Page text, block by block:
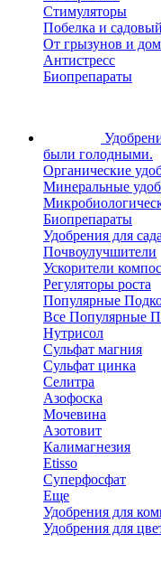
Стимуляторы
Побелка и
От грызунов и
Антистресс
Биопрепараты
были голодными.
Органические
Минеральные
Биопрепараты
Удобрения для
Почвоулучшители
Ускорители
Регуляторы роста
Популярные
Все Популярные
Нутрисол
Сульфат магния
Сульфат цинка
Селитра
Азофоска
Мочевина
Азотовит
Калимагнезия
Etisso
Суперфосфат
Еще
Удобрения для
Удобрения для